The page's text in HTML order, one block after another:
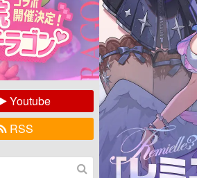
Youtube
RSS